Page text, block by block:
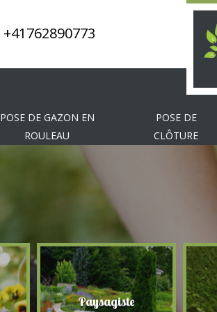
+41762890773
POSE DE GAZON EN
ROULEAU
POSE DE
CLÔTURE
Paysagiste